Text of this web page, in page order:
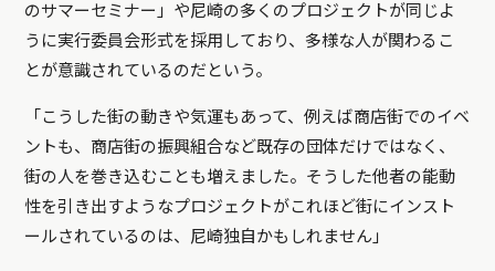
のサマーセミナー」や尼崎の多くのプロジェクトが同じよ
うに実行委員会形式を採用しており、多様な人が関わるこ
とが意識されているのだという。
「こうした街の動きや気運もあって、例えば商店街でのイベ
ントも、商店街の振興組合など既存の団体だけではなく、
街の人を巻き込むことも増えました。そうした他者の能動
性を引き出すようなプロジェクトがこれほど街にインスト
ールされているのは、尼崎独自かもしれません」